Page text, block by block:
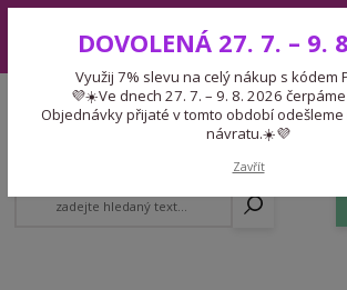
7. – 9. 8. 2026 čerpáme dovolenou. Objednávky
odešleme ihned po našem
Expedice 775 866 913
Po-Čt 9-15:30 Pá 9-14:30 Pauza 13-13:45
DOVOLENÁ 27. 7. – 9.
Využij 7% slevu na celý nákup s kódem
💜☀️Ve dnech 27. 7. – 9. 8. 2026
Objednávky přijaté v tomto období
návratu.☀️💜
Zavřít